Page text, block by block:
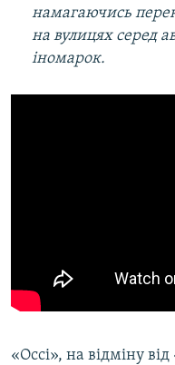
намагаючись
на вулицях серед
іномарок.
«Оссі», на відміну